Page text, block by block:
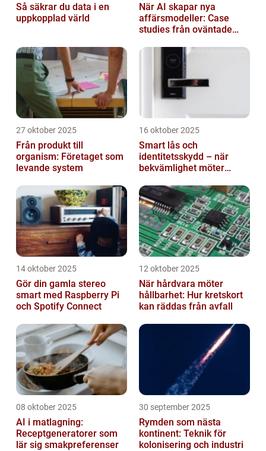
Så säkrar du data i en
uppkopplad värld
När AI skapar nya
affärsmodeller: Case
studies från oväntade
27 oktober 2025
Från produkt till
organism: Företaget som
levande system
16 oktober 2025
Smart lås och
identitetsskydd – när
bekvämlighet möter
14 oktober 2025
Gör din gamla stereo
smart med Raspberry Pi
och Spotify Connect
12 oktober 2025
När hårdvara möter
hållbarhet: Hur kretskort
kan räddas från avfall
08 oktober 2025
AI i matlagning:
Receptgeneratorer som
lär sig smakpreferenser
30 september 2025
Rymden som nästa
kontinent: Teknik för
kolonisering och industri